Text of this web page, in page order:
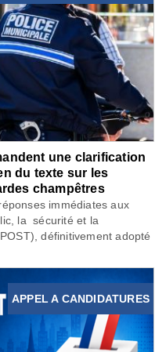
une clarification
du texte sur les
champêtres
immédiates aux
la sécurité et la
définitivement adopté
APPEL A CANDIDATURES